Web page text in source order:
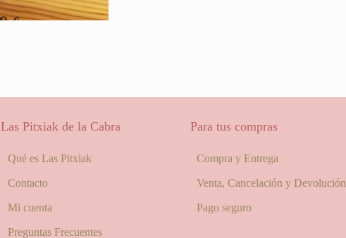
Las Pitxiak de la Cabra
Qué es Las Pitxiak
Contacto
Mi cuenta
Preguntas Frecuentes
Para tus compras
Compra y Entrega
Venta, Cancelación y Devolución
Pago seguro